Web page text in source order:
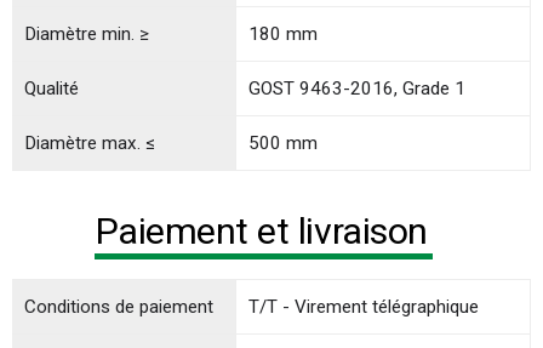
Diamètre min. ≥ 180 mm
Qualité GOST 9463-2016, Grade 1
Diamètre max. ≤ 500 mm
Paiement et livraison
Conditions de paiement T/T - Virement télégraphique